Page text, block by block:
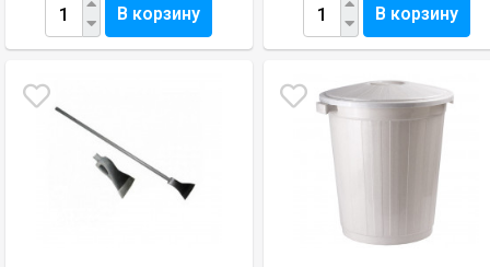
В корзину В корзину